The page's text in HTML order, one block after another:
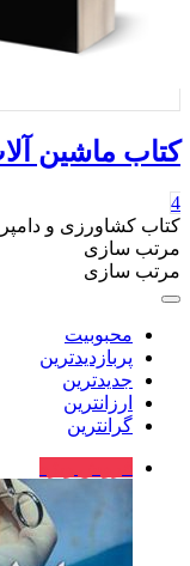
کتاب ماشین
4
کتاب کشاورزی و
مرتب سازی
مرتب سازی
محبوبیت
پربازدیدترین
جدیدترین
ارزانترین
گرانترین